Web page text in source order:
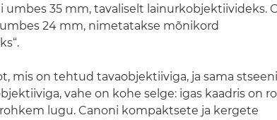
umbes 35 mm, tavaliselt lainurkobjektiivideks.
24 mm, nimetatakse mõnikord
mis on tehtud tavaobjektiiviga, ja sama
vahe on kohe selge: igas kaadris on
lugu. Canoni kompaktsete ja kergete